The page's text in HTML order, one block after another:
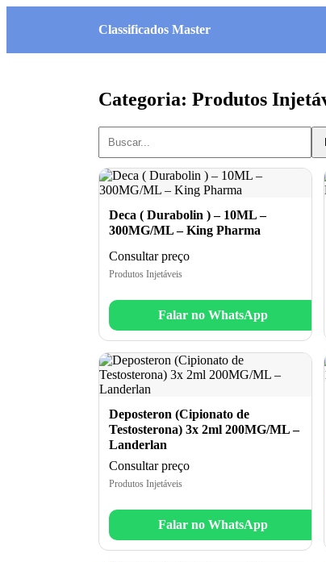
Classificados Master
Categoria: Produtos
Deca ( Durabolin ) – 10ML –
300MG/ML – King Pharma
Consultar preço
Produtos Injetáveis
Falar no WhatsApp
Deposteron (Cipionato de
Testosterona) 3x 2ml 200MG/ML –
Landerlan
Consultar preço
Produtos Injetáveis
Falar no WhatsApp